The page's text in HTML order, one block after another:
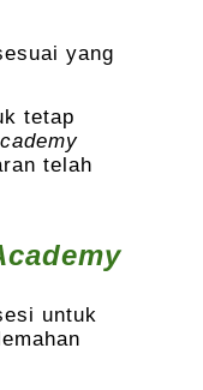
yang
tetap
telah
untuk